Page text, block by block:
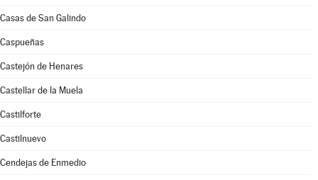
Casas de San Galindo
Caspueñas
Castejón de Henares
Castellar de la Muela
Castilforte
Castilnuevo
Cendejas de Enmedio